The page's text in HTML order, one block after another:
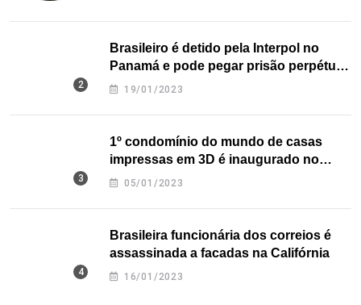
Brasileiro é detido pela Interpol no
Panamá e pode pegar prisão perpétua
nos EUA
19/01/2023
1º condomínio do mundo de casas
impressas em 3D é inaugurado no
Texas
05/01/2023
Brasileira funcionária dos correios é
assassinada a facadas na Califórnia
16/01/2023